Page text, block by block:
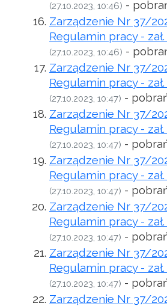
(27.10.2023, 10:46) -
Zarządzenie Nr 37/
Regulamin pracy -
(27.10.2023, 10:46) -
Zarządzenie Nr 37/
Regulamin pracy -
(27.10.2023, 10:47) -
Zarządzenie Nr 37/
Regulamin pracy -
(27.10.2023, 10:47) -
Zarządzenie Nr 37/
Regulamin pracy -
(27.10.2023, 10:47) -
Zarządzenie Nr 37/
Regulamin pracy -
(27.10.2023, 10:47) -
Zarządzenie Nr 37/
Regulamin pracy -
(27.10.2023, 10:47) -
Zarządzenie Nr 37/